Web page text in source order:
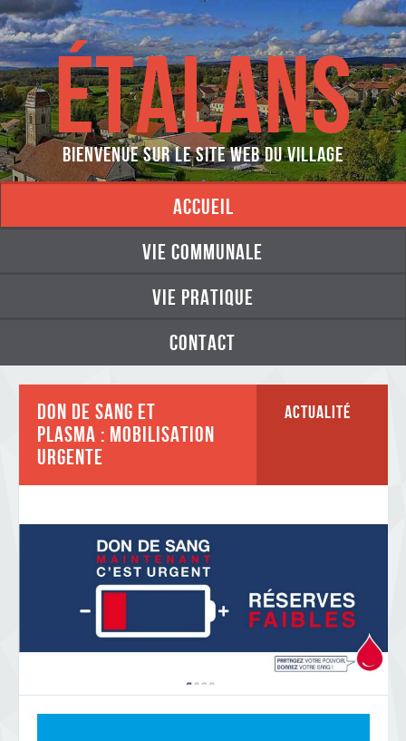
ÉTALANS
Bienvenue sur le site web du village
accueil
vie communale
vie pratique
contact
DON DE SANG ET
PLASMA : MOBILISATION
URGENTE
Actualité